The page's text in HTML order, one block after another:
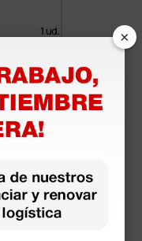
1 ud.
×